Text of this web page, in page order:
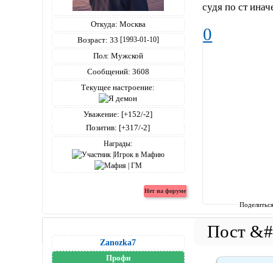
Откуда: Москва
Возраст: 33 [1993-01-10]
Пол: Мужской
Сообщений: 3608
Текущее настроение:
Уважение: [+152/-2]
Позитив: [+317/-2]
Награды:
судя по ст
0
Zanozka7
Профи